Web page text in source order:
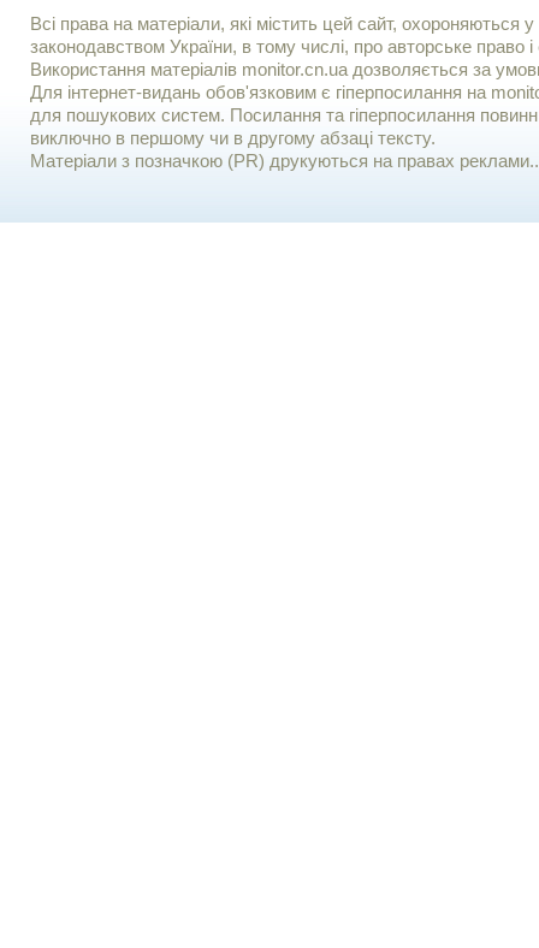
Всі права на матеріали, які містить цей сайт, охороняються у
законодавством України, в тому числі, про авторське право і
Використання матерiалiв monitor.cn.ua дозволяється за
Для iнтернет-видань обов'язковим є гiперпосилання на
для пошукових систем. Посилання та гіперпосилання
виключно в першому чи в другому абзаці тексту.
Матеріали з позначкою (PR) друкуються на правах реклами..